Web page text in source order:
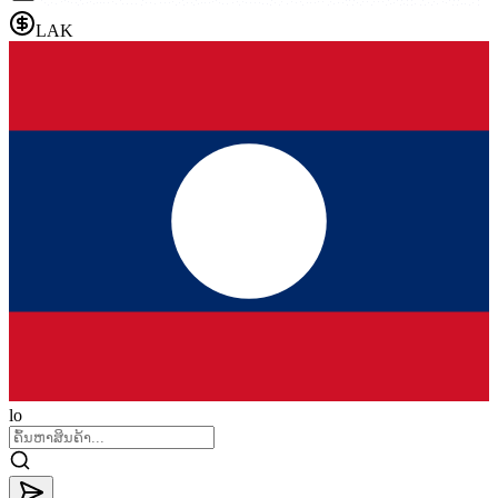
LAK
lo